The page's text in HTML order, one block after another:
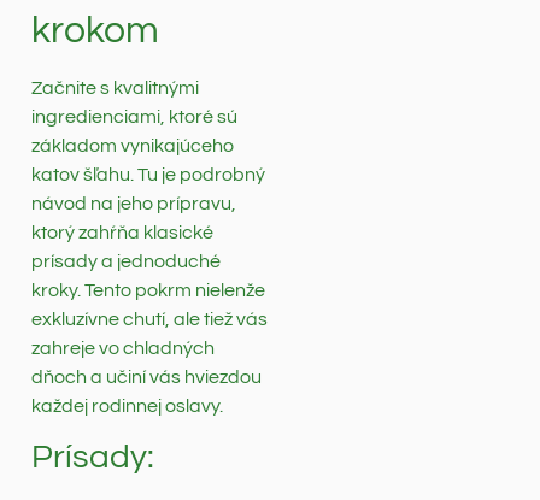
krokom
Začnite s kvalitnými
ingredienciami, ktoré sú
základom vynikajúceho
katov šľahu. Tu je podrobný
návod na jeho prípravu,
ktorý zahŕňa klasické
prísady a jednoduché
kroky. Tento pokrm nielenže
exkluzívne chutí, ale tiež vás
zahreje vo chladných
dňoch a učiní vás hviezdou
každej rodinnej oslavy.
Prísady: